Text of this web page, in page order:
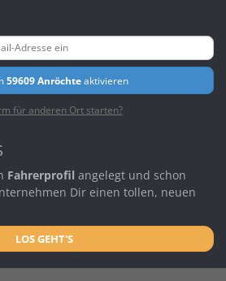
59609 Anröchteaktivieren
für anderen Ort starten?
Fahrerprofil angelegt und schon
Dir einen tollen, neuen
LOS GEHT'S